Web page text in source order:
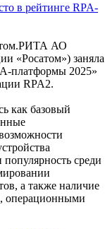
в рейтинге RPA-
АО
«Росатом») заняла
платформы 2025»
RPA2.
как базовый
среди
а также наличие
операционными